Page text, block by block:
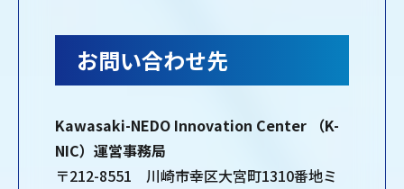
お問い合わせ先
Kawasaki-NEDO Innovation Center （K-
NIC）運営事務局
〒212-8551 川崎市幸区大宮町1310番地ミ